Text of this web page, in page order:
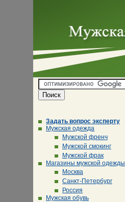
Задать вопрос эксперту
Мужская одежда
Мужской френч
Мужской смокинг
Мужской фрак
Магазины мужской одежды
Москва
Санкт-Петербург
Россия
Мужская обувь